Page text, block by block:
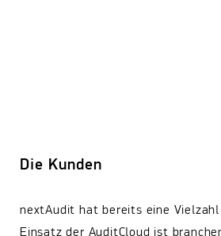
Die Kunden
nextAudit hat bereits eine Vielzahl
Einsatz der AuditCloud ist